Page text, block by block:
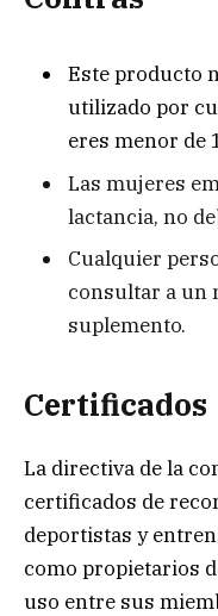
Este producto
utilizado por
eres menor de
Las mujeres
lactancia, no
Cualquier
consultar a un
suplemento.
Certificados
La directiva de la
certificados de
deportistas y
como propietarios
uso entre sus